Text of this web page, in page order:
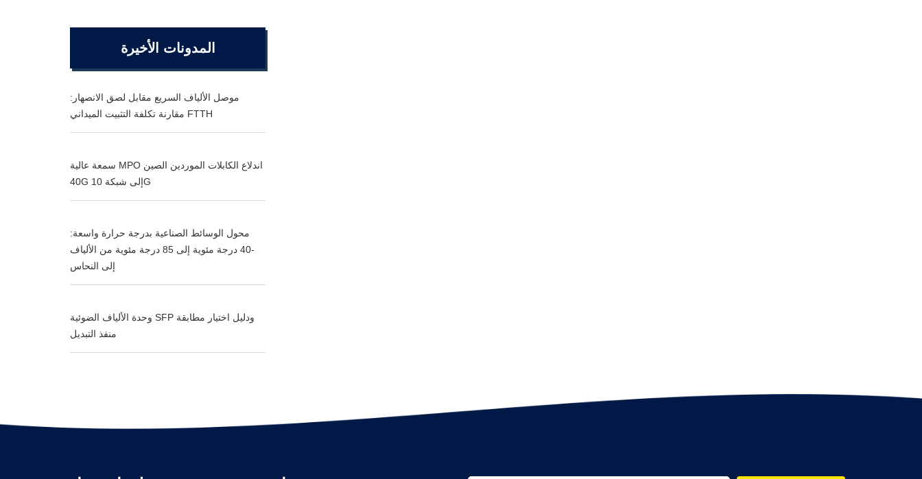
المدونات الأخيرة
موصل الألياف السريع مقابل لصق الانصهار:
مقارنة تكلفة التثبيت الميداني FTTH
سمعة عالية MPO اندلاع الكابلات الموردين الصين
40G إلى شبكة 10G
محول الوسائط الصناعية بدرجة حرارة واسعة:
-40 درجة مئوية إلى 85 درجة مئوية من الألياف
إلى النحاس
وحدة الألياف الضوئية SFP ودليل اختيار مطابقة
منفذ التبديل